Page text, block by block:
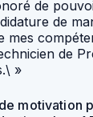
de
de
mes
de
»
motivation